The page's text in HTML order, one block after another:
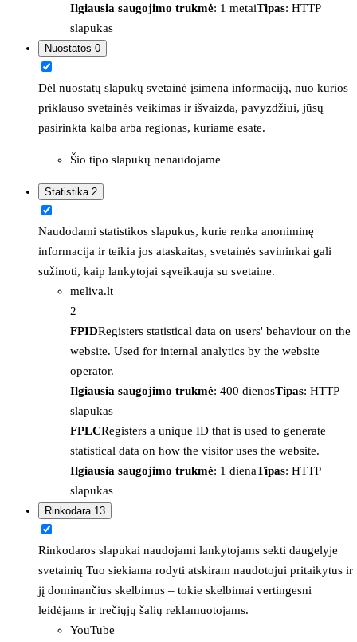
Ilgiausia saugojimo trukmė: 1 metaiTipas: HTTP
slapukas
Nuostatos 0
Dėl nuostatų slapukų svetainė įsimena informaciją, nuo kurios
priklauso svetainės veikimas ir išvaizda, pavyzdžiui, jūsų
pasirinkta kalba arba regionas, kuriame esate.
Šio tipo slapukų nenaudojame
Statistika 2
Naudodami statistikos slapukus, kurie renka anoniminę
informacija ir teikia jos ataskaitas, svetainės savininkai gali
sužinoti, kaip lankytojai sąveikauja su svetaine.
meliva.lt
2
FPIDRegisters statistical data on users' behaviour on the
website. Used for internal analytics by the website
operator.
Ilgiausia saugojimo trukmė: 400 dienosTipas: HTTP
slapukas
FPLCRegisters a unique ID that is used to generate
statistical data on how the visitor uses the website.
Ilgiausia saugojimo trukmė: 1 dienaTipas: HTTP
slapukas
Rinkodara 13
Rinkodaros slapukai naudojami lankytojams sekti daugelyje
svetainių Tuo siekiama rodyti atskiram naudotojui pritaikytus ir
jį dominančius skelbimus – tokie skelbimai vertingesni
leidėjams ir trečiųjų šalių reklamuotojams.
YouTube